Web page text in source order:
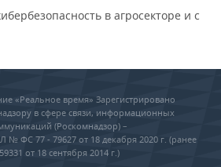
в агросекторе и с
«Реальное время» Зарегистрировано
в сфере связи, информационных
(Роскомнадзор) –
№ ФС 77 - 79627 от 18 декабря 2020 г. (ранее
от 18 сентября 2014 г.)